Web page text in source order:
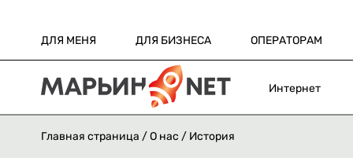
ДЛЯ МЕНЯ ДЛЯ БИЗНЕСА ОПЕРАТОРАМ
Интернет
Главная страница /О нас / История